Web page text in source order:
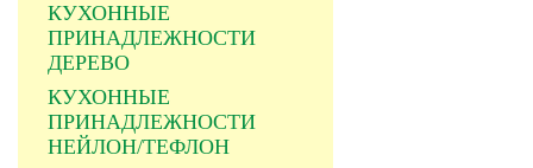
КУХОННЫЕ
ПРИНАДЛЕЖНОСТИ
ДЕРЕВО
КУХОННЫЕ
ПРИНАДЛЕЖНОСТИ
НЕЙЛОН/ТЕФЛОН